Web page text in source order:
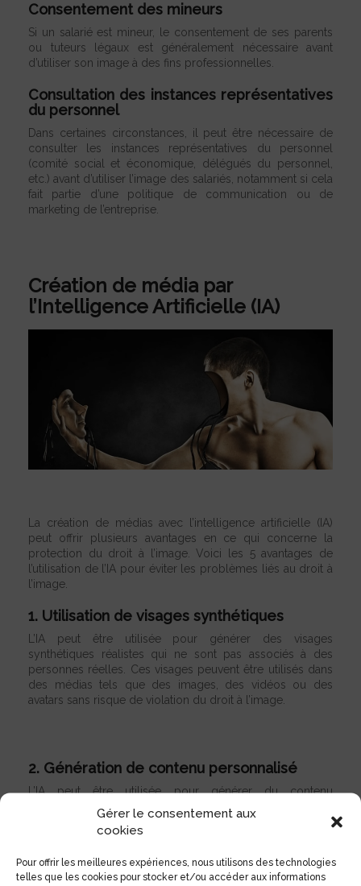
Gérer le consentement aux
cookies
Pour offrir les meilleures expériences, nous utilisons des technologies
telles que les cookies pour stocker et/ou accéder aux informations
Consentement des mineurs
Si un salarié est mineur, le consentement de ses parents
ou tuteurs légaux est généralement nécessaire avant
d’utiliser son image à des fins professionnelles.
Consultation des instances représentatives
du personnel
Dans certaines circonstances, il peut être nécessaire de
consulter les instances représentatives du personnel
(comité social et économique, délégués du personnel,
etc.) avant d’utiliser l’image des salariés, notamment si cela
fait partie d’une politique de communication ou de
marketing de l’entreprise.
Création de média par
l’Intelligence Artificielle (IA)
La création de médias avec l’intelligence artificielle (IA)
peut offrir plusieurs avantages en ce qui concerne la
protection du droit à l’image. Voici les 5 avantages de
l’utilisation de l’IA pour éviter les problèmes liés au droit à
l’image.
1. Utilisation de visages synthétiques
L’IA peut être utilisée pour générer des visages
synthétiques réalistes qui ne sont pas associés à des
personnes réelles. Ces visages peuvent être utilisés dans
des médias tels que des images, des vidéos ou des
avatars sans risque de violation du droit à l’image.
2. Génération de contenu personnalisé
L’IA peut être utilisée pour générer du contenu
personnalisé, tel que des illustrations, des images ou des
vidéos, en fonction de critères spécifiques fournis par
l’utilisateur. Cela peut réduire la dépendance à l’égard de
éviter les problèmes de droit à l’image.